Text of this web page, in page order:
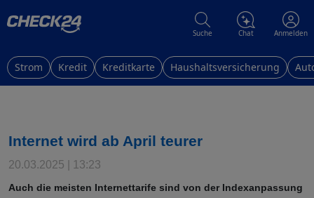
Suche Chat Anmelden
Strom Kredit Kreditkarte Haushaltsversicherung
Internet wird ab April teurer
20.03.2025 | 13:23
Auch die meisten Internettarife sind von der Indexanpassung